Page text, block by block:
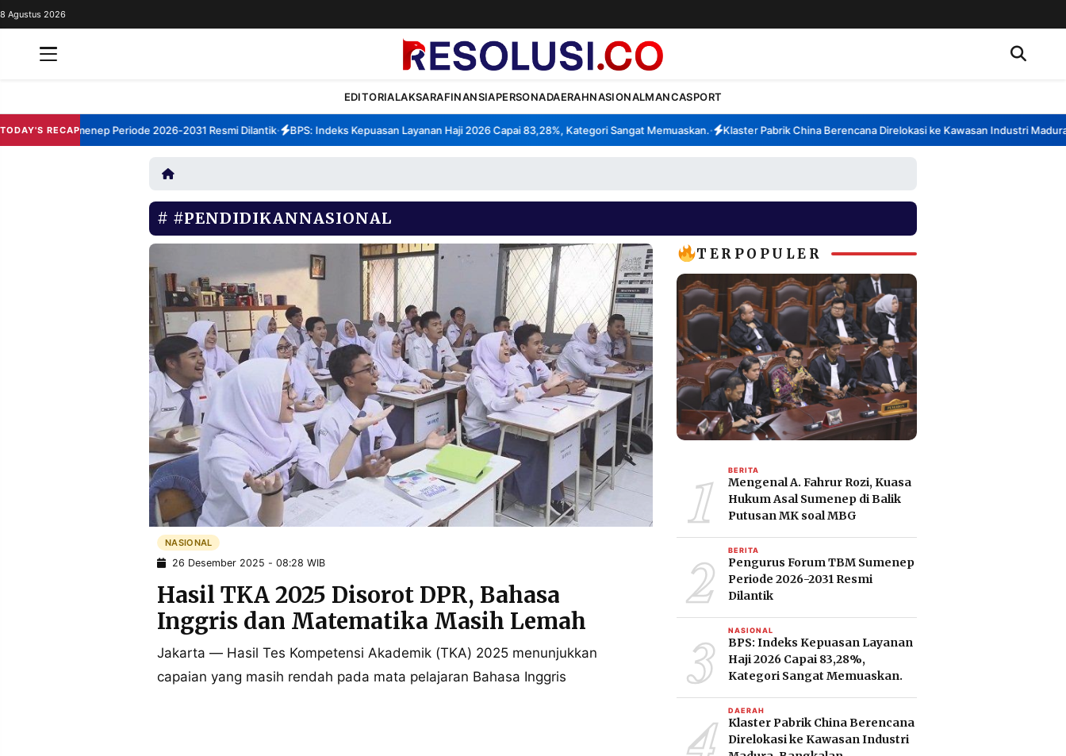
REDAKSI
PERSONA
NASIONAL
BERITA
WARGA
TULISAN
SERVICE
8 Agustus 2026
EDITORIALAKSARAFINANSIAPERSONADAERAHNASIONALMANCASPORT
TODAY'S RECAP
TBM Sumenep Periode 2026-2031 Resmi Dilantik• BPS: Indeks Kepuasan Layanan Haji 2026 Capai 83,28%, Kategori Sangat Memuaskan.• Klaster Pabrik China Berencana Direlokasi ke Kawasan Industri Madura,
#PENDIDIKANNASIONAL
NASIONAL
26 Desember 2025 - 08:28 WIB
Hasil TKA 2025 Disorot DPR, Bahasa
Inggris dan Matematika Masih Lemah
Jakarta — Hasil Tes Kompetensi Akademik (TKA) 2025 menunjukkan
capaian yang masih rendah pada mata pelajaran Bahasa Inggris
TERPOPULER
1 BERITA
Mengenal A. Fahrur Rozi, Kuasa
Hukum Asal Sumenep di Balik
Putusan MK soal MBG
2 BERITA
Pengurus Forum TBM Sumenep
Periode 2026-2031 Resmi
Dilantik
3 NASIONAL
BPS: Indeks Kepuasan Layanan
Haji 2026 Capai 83,28%,
Kategori Sangat Memuaskan.
DAERAH
Klaster Pabrik China Berencana
Direlokasi ke Kawasan Industri